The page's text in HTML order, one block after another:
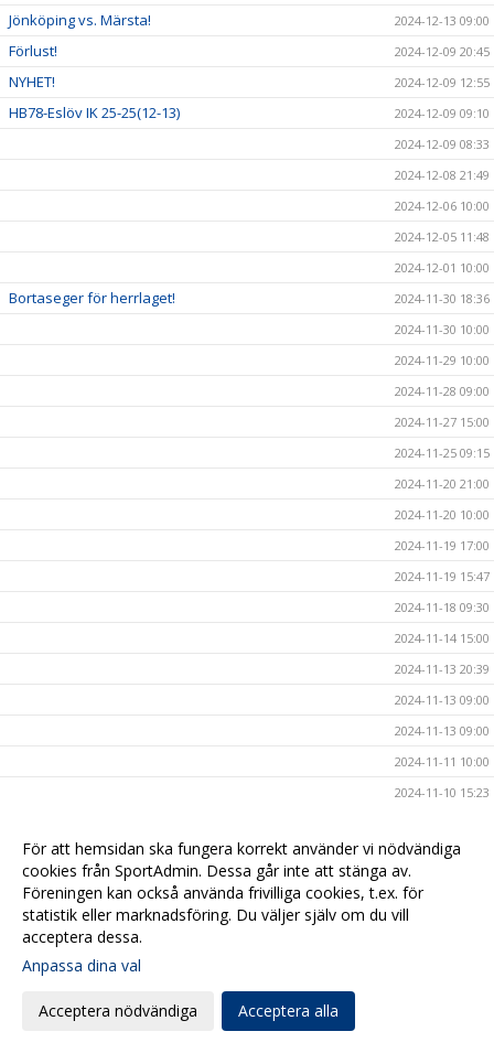
Jönköping vs. Märsta! 2024-12-13 09:00
Förlust! 2024-12-09 20:45
NYHET! 2024-12-09 12:55
HB78-Eslöv IK 25-25(12-13)
2024-12-09 09:10
2024-12-09 08:33
2024-12-08 21:49
2024-12-06 10:00
2024-12-05 11:48
2024-12-01 10:00
Bortaseger för herrlaget!
2024-11-30 18:36
2024-11-30 10:00
2024-11-29 10:00
2024-11-28 09:00
2024-11-27 15:00
2024-11-25 09:15
2024-11-20 21:00
2024-11-20 10:00
2024-11-19 17:00
2024-11-19 15:47
2024-11-18 09:30
2024-11-14 15:00
2024-11-13 20:39
2024-11-13 09:00
2024-11-13 09:00
2024-11-11 10:00
2024-11-10 15:23
2024-11-07 10:00
2024-11-06 17:00
2024-11-05 19:00
För att hemsidan ska fungera korrekt använder vi nödvändiga
cookies från SportAdmin. Dessa går inte att stänga av.
Föreningen kan också använda frivilliga cookies, t.ex. för
statistik eller marknadsföring. Du väljer själv om du vill
acceptera dessa.
Anpassa dina val
Acceptera nödvändiga Acceptera alla